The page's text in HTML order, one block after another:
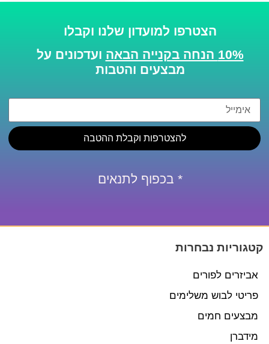
הצטרפו למועדון שלנו וקבלו
10% הנחה בקנייה הבאה
ועדכונים על
מבצעים והטבות
להצטרפות וקבלת ההטבה
* בכפוף לתנאים
קטגוריות נבחרות
אביזרים לפורים
פריטי לבוש משלימים
מבצעים חמים
מידברן